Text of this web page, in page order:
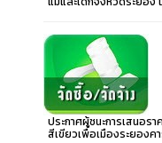
ประกาศผู้ชนะการเสนอร
สีเขียวเพื่อเมืองระยองค